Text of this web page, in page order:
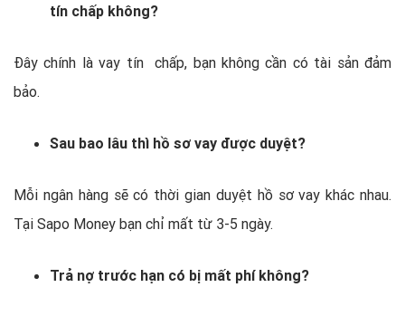
tín chấp không?
Đây chính là vay tín chấp, bạn không cần có tài sản đảm
bảo.
Sau bao lâu thì hồ sơ vay được duyệt?
Mỗi ngân hàng sẽ có thời gian duyệt hồ sơ vay khác nhau.
Tại Sapo Money bạn chỉ mất từ 3-5 ngày.
Trả nợ trước hạn có bị mất phí không?